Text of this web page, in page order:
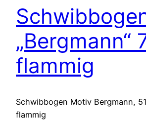
„Bergmann“
flammig
Schwibbogen Motiv Bergmann,
flammig